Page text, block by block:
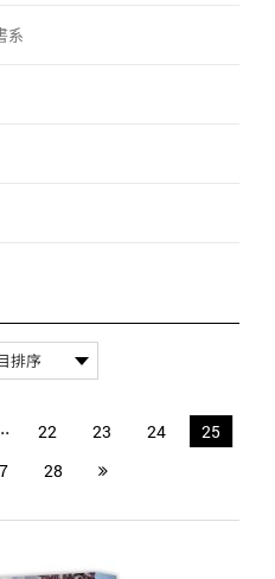
22 23 24
25
28
系